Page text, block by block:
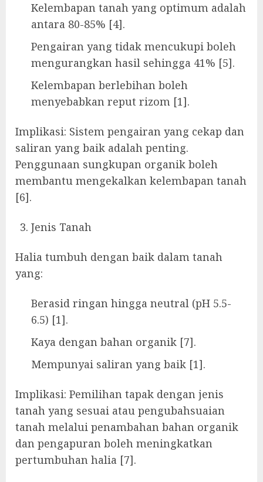
Kelembapan tanah yang optimum adalah
antara 80-85% [4].
Pengairan yang tidak mencukupi boleh
mengurangkan hasil sehingga 41% [5].
Kelembapan berlebihan boleh
menyebabkan reput rizom [1].
Implikasi: Sistem pengairan yang cekap dan
saliran yang baik adalah penting.
Penggunaan sungkupan organik boleh
membantu mengekalkan kelembapan tanah
[6].
Jenis Tanah
Halia tumbuh dengan baik dalam tanah
yang:
Berasid ringan hingga neutral (pH 5.5-
6.5) [1].
Kaya dengan bahan organik [7].
Mempunyai saliran yang baik [1].
Implikasi: Pemilihan tapak dengan jenis
tanah yang sesuai atau pengubahsuaian
tanah melalui penambahan bahan organik
dan pengapuran boleh meningkatkan
pertumbuhan halia [7].